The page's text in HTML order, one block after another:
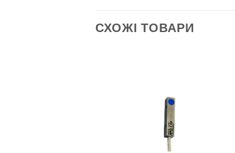
СХОЖІ ТОВАРИ